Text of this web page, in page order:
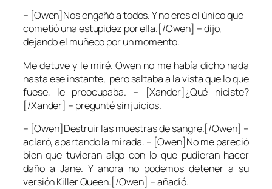
– [Owen]Nos engañó a todos. Y no eres el único que
cometió una estupidez por ella.[/Owen] – dijo,
dejando el muñeco por un momento.
Me detuve y le miré. Owen no me había dicho nada
hasta ese instante, pero saltaba a la vista que lo que
fuese, le preocupaba. – [Xander]¿Qué hiciste?
[/Xander] – pregunté sin juicios.
– [Owen]Destruir las muestras de sangre.[/Owen] –
aclaró, apartando la mirada. – [Owen]No me pareció
bien que tuvieran algo con lo que pudieran hacer
daño a Jane. Y ahora no podemos detener a su
versión Killer Queen.[/Owen] – añadió.